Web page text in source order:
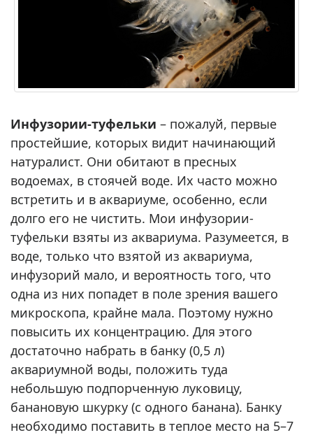
Инфузории-туфельки – пожалуй, первые
простейшие, которых видит начинающий
натуралист. Они обитают в пресных
водоемах, в стоячей воде. Их часто можно
встретить и в аквариуме, особенно, если
долго его не чистить. Мои инфузории-
туфельки взяты из аквариума. Разумеется, в
воде, только что взятой из аквариума,
инфузорий мало, и вероятность того, что
одна из них попадет в поле зрения вашего
микроскопа, крайне мала. Поэтому нужно
повысить их концентрацию. Для этого
достаточно набрать в банку (0,5 л)
аквариумной воды, положить туда
небольшую подпорченную луковицу,
банановую шкурку (с одного банана). Банку
необходимо поставить в теплое место на 5–7